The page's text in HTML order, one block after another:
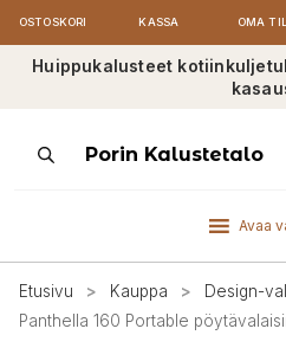
OSTOSKORI KASSA OMA TILI
Huippukalusteet
ProductsPorin Kalustetalo
Avaa
Etusivu > Kauppa > Design-
Panthella 160 Portable